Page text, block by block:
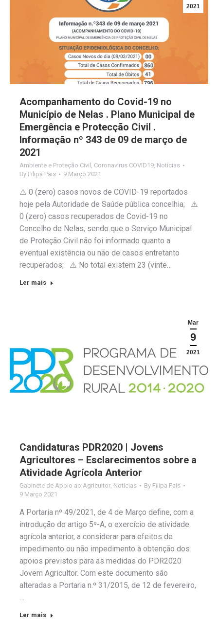
2021
Acompanhamento do Covid-19 no
Município de Nelas . Plano Municipal de
Emergência e Protecção Civil .
Informação nº 343 de 09 de março de
2021
Ambiente e Proteção Civil Coronavirus COVID19 Notícias
By Filipa Pais 9 Março 2021
⚠️ 0 (zero) casos novos de COVID-19 reportados
hoje pela Autoridade de Saúde pública concelhia; ⚠️
0 (zero) casos recuperados de Covid-19 no
Concelho de Nelas, sendo que o Serviço Municipal
de Proteção Civil não foi informado quanto a
eventual existência ou não de casos entretanto
recuperados; ⚠️ No total existem 23 (vinte…
Ler mais
Mar
9
2021
Candidaturas PDR2020 | Jovens
Agricultores – Esclarecimentos sobre a
Atividade Agrícola Anterior
Gabinete de Apoio ao Agricultor, Notícias By Filipa Pais
9 Março 2021
A Portaria nº 49/2021, de 4 de Março define, com a
introdução do artigo 5º-A, o exercício de atividade
agrícola anterior, a considerar para efeitos de
impedimento ou não impedimento à obtenção dos
apoios previstos para as medidas do PDR2020
Jovem Agricultor. Com este documento são
alteradas a Portaria n.º 31/2015, de 12 de fevereiro,
…
Ler mais